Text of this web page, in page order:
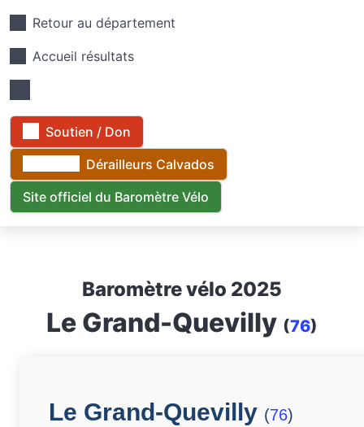
Retour au département
Accueil résultats
Soutien / Don
Dérailleurs Calvados
Site officiel du Baromètre Vélo
Baromètre vélo 2025
Le Grand-Quevilly (76)
Le Grand-Quevilly (76)